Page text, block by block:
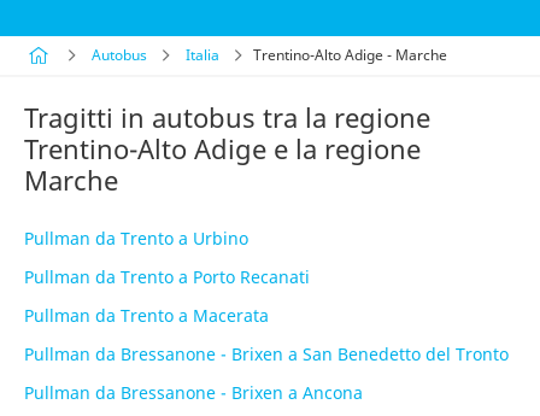
Autobus Italia Trentino-Alto Adige - Marche
Tragitti in autobus tra la regione
Trentino-Alto Adige e la regione
Marche
Pullman da Trento a Urbino
Pullman da Trento a Porto Recanati
Pullman da Trento a Macerata
Pullman da Bressanone - Brixen a San Benedetto del Tronto
Pullman da Bressanone - Brixen a Ancona